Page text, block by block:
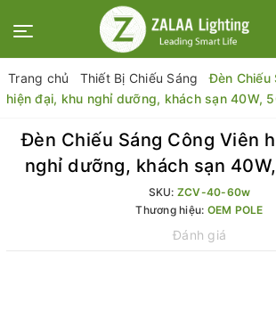
Trang chủ Thiết Bị Chiếu Sáng
Đèn Chiếu
hiện đại, khu nghỉ dưỡng, khách sạn 40W,
Đèn Chiếu Sáng Công Viên
nghỉ dưỡng, khách sạn
SKU: ZCV-40-60w
Thương hiệu: OEM POLE
Đánh giá